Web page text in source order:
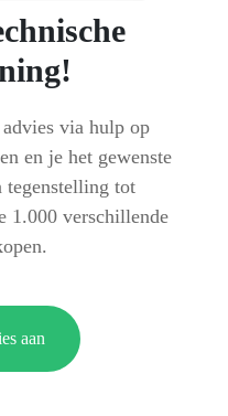
via hulp op
en je het gewenste
tegenstelling tot
1.000 verschillende
aan